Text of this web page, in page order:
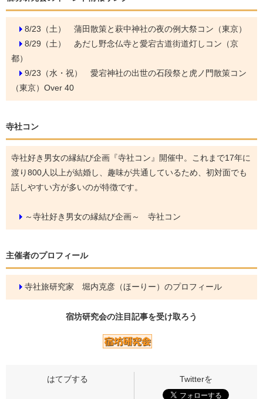
8/23（土） 蒲田散策と萩中神社の夜の例大祭コン（東京）
8/29（土） あだし野念仏寺と愛宕古道街道灯しコン（京
都）
9/23（水・祝） 愛宕神社の出世の石段祭と虎ノ門散策コン
（東京）Over 40
寺社コン
寺社好き男女の縁結び企画『寺社コン』開催中。これまで17年に
渡り800人以上が結婚し、趣味が共通しているため、初対面でも
話しやすい方が多いのが特徴です。
～寺社好き男女の縁結び企画～ 寺社コン
主催者のプロフィール
寺社旅研究家 堀内克彦（ほーりー）のプロフィール
宿坊研究会の注目記事を受け取ろう